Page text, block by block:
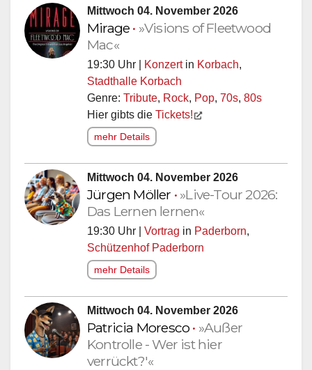
Mittwoch 04. November 2026
Mirage • »Visions of Fleetwood
Mac«
19:30 Uhr | Konzertin Korbach
Stadthalle Korbach
Genre: Tribute Rock Pop 70s 80s
Hier gibts die Tickets!
mehr Details
Mittwoch 04. November 2026
Jürgen Möller • »Live-Tour 2026:
Das Lernen lernen«
19:30 Uhr | Vortrag in Paderborn
Schützenhof Paderborn
mehr Details
Mittwoch 04. November 2026
Patricia Moresco • »Außer
Kontrolle - Wer ist hier
verrückt?'«